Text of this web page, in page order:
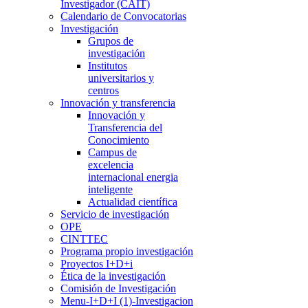
Investigador (CAIT)
Calendario de Convocatorias
Investigación
Grupos de
investigación
Institutos
universitarios y
centros
Innovación y transferencia
Innovación y
Transferencia del
Conocimiento
Campus de
excelencia
internacional energia
inteligente
Actualidad científica
Servicio de investigación
OPE
CINTTEC
Programa propio investigación
Proyectos I+D+i
Ética de la investigación
Comisión de Investigación
Menu-I+D+I (1)-Investigacion